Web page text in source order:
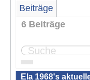
Beiträge
6 Beiträge
Ela 1968's